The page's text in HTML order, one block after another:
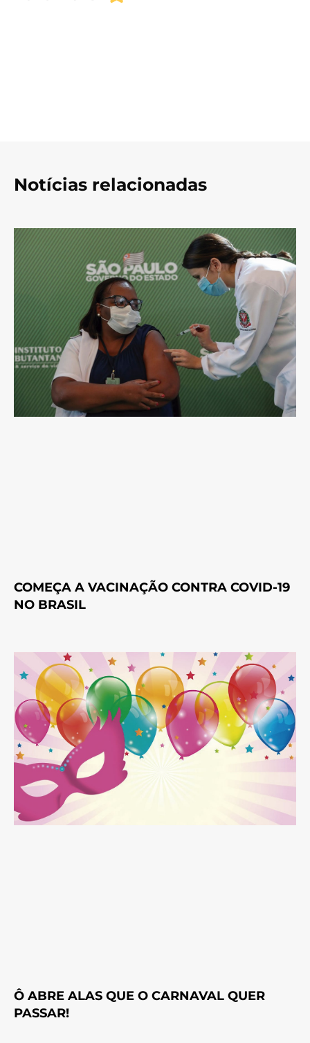
Notícias relacionadas
COMEÇA A VACINAÇÃO CONTRA COVID-19
NO BRASIL
Ô ABRE ALAS QUE O CARNAVAL QUER
PASSAR!